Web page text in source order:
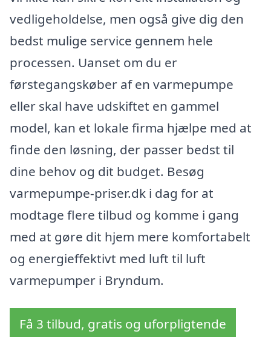
vedligeholdelse, men også give dig den
bedst mulige service gennem hele
processen. Uanset om du er
førstegangskøber af en varmepumpe
eller skal have udskiftet en gammel
model, kan et lokale firma hjælpe med at
finde den løsning, der passer bedst til
dine behov og dit budget. Besøg
varmepumpe-priser.dk i dag for at
modtage flere tilbud og komme i gang
med at gøre dit hjem mere komfortabelt
og energieffektivt med luft til luft
varmepumper i Bryndum.
Få 3 tilbud, gratis og uforpligtende